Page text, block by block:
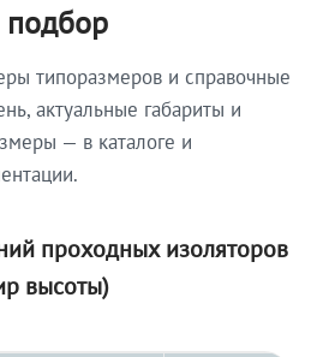
типоразмеров и справочные
актуальные габариты и
— в каталоге и
проходных изоляторов
высоты)